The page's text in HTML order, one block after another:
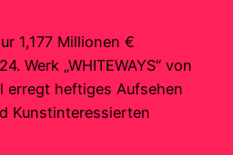
1,177 Millionen €
Werk „WHITEWAYS“ von
erregt heftiges Aufsehen
Kunstinteressierten